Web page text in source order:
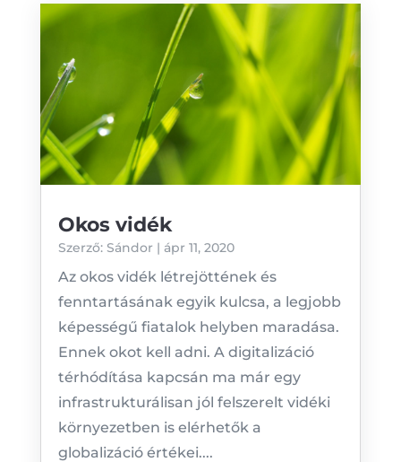
Okos vidék
Szerző: Sándor | ápr 11, 2020
Az okos vidék létrejöttének és
fenntartásának egyik kulcsa, a legjobb
képességű fiatalok helyben maradása.
Ennek okot kell adni. A digitalizáció
térhódítása kapcsán ma már egy
infrastrukturálisan jól felszerelt vidéki
környezetben is elérhetők a
globalizáció értékei....